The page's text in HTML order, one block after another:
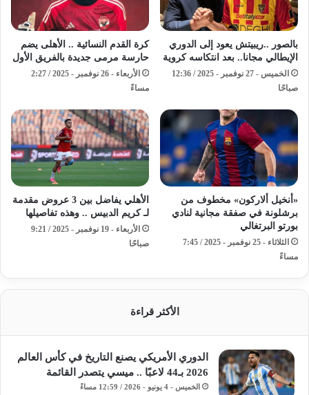
بالصور ..ريبيتش يعود إلى الدوري
الإيطالي مجانا.. بعد انتكاسه كروية
الخميس - 27 نوفمبر - 2025 / 12:36
صباحًا
كرة القدم النسائية .. الأهلى يضم
حارسة مرمى جديدة بالفريق الأول
الأربعاء - 26 نوفمبر - 2025 / 2:27
مساءً
«أنخيل ألاركون» مخطوف من
برشلونة في صفقة مجانية لنادي
بورتو البرتغالي
الثلاثاء - 25 نوفمبر - 2025 / 7:45
مساءً
الأهلي يفاضل بين 3 عروض مقدمة
لـ كريم الدبيس .. وهذه تفاصيلها
الأربعاء - 19 نوفمبر - 2025 / 9:21
صباحًا
الأكثر قراءة
الدوري الأمريكي يصنع التاريخ في كأس العالم
2026 بـ44 لاعبًا .. ميسي يتصدر القائمة
الخميس - 4 يونيو - 2026 / 12:59 مساءً